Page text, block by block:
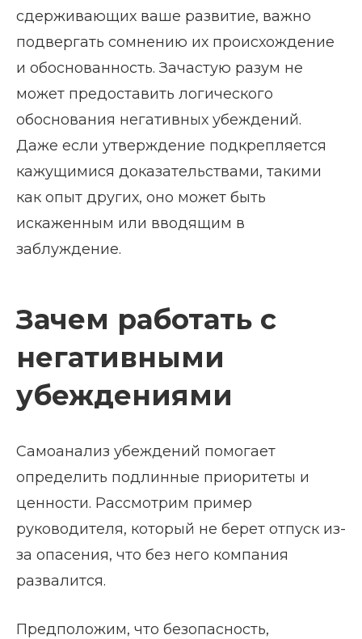
сдерживающих ваше развитие, важно
подвергать сомнению их происхождение
и обоснованность. Зачастую разум не
может предоставить логического
обоснования негативных убеждений.
Даже если утверждение подкрепляется
кажущимися доказательствами, такими
как опыт других, оно может быть
искаженным или вводящим в
заблуждение.
Зачем работать с
негативными
убеждениями
Самоанализ убеждений помогает
определить подлинные приоритеты и
ценности. Рассмотрим пример
руководителя, который не берет отпуск из-
за опасения, что без него компания
развалится.
Предположим, что безопасность,